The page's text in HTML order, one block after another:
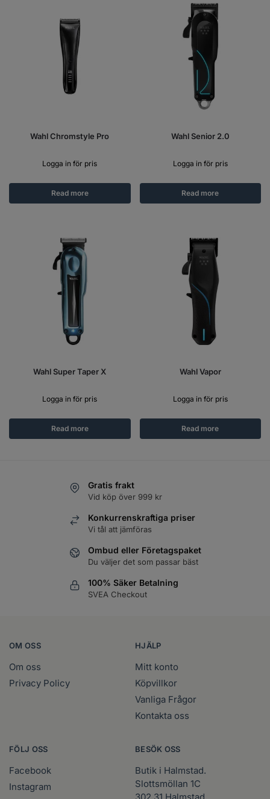
Wahl Chromstyle Pro
Logga in för pris
Read more
Wahl Senior 2.0
Logga in för pris
Read more
Wahl Super Taper X
Logga in för pris
Read more
Wahl Vapor
Logga in för pris
Read more
Gratis frakt
Vid köp över 999 kr
Konkurrenskraftiga priser
Vi tål att jämföras
Ombud eller Företagspaket
Du väljer det som passar bäst
100% Säker Betalning
SVEA Checkout
OM OSS
Om oss
Privacy Policy
HJÄLP
Mitt konto
Köpvillkor
Vanliga Frågor
Kontakta oss
FÖLJ OSS
Facebook
Instagram
BESÖK OSS
Butik i Halmstad.
Slottsmöllan 1C